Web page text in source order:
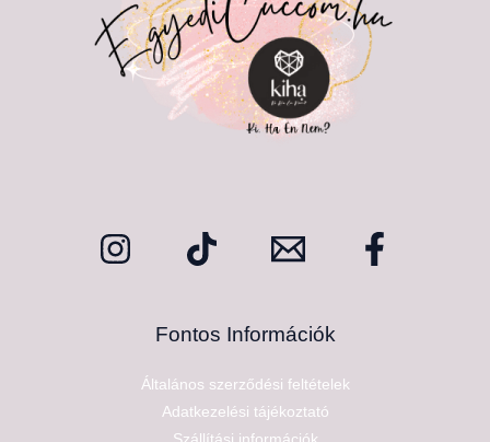
Fontos Információk
Általános szerződési feltételek
Adatkezelési tájékoztató